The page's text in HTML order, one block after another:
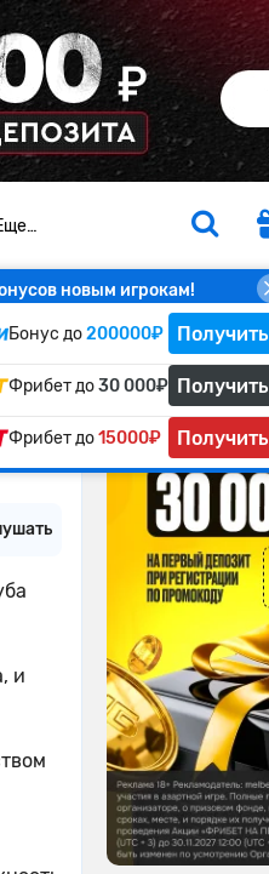
новым игрокам!
Бонус до200000₽ Получить
Фрибет до30 000₽ Получить
Фрибет до15000₽ Получить
1 мин.
и